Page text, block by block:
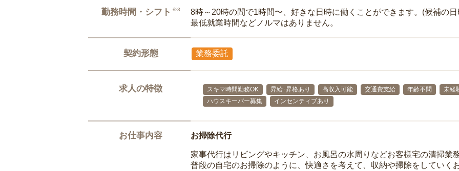
勤務時間・シフト ※3
8時～20時の間で1時間〜、好きな日時に働くことができます。(候補の
最低就業時間などノルマはありません。
契約形態 業務委託
求人の特徴 スキマ時間勤務OK 昇給･昇格あり 高収入可能 交通費支給 年齢不問 未経
ハウスキーパー募集
インセンティブあり
お仕事内容 お掃除代行
家事代行はリビングやキッチン、お風呂の水周りなどお客様宅の清掃業務
普段の自宅のお掃除のように、快適さを考えて、収納や掃除をしていく